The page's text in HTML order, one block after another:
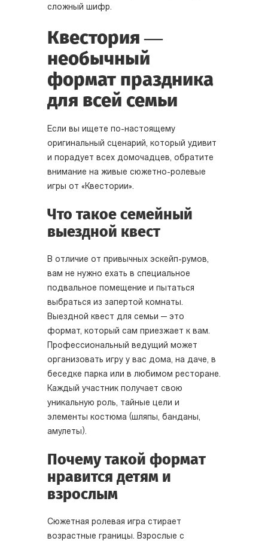
сложный шифр.
Квестория —
необычный
формат праздника
для всей семьи
Если вы ищете по-настоящему
оригинальный сценарий, который удивит
и порадует всех домочадцев, обратите
внимание на живые сюжетно-ролевые
игры от «Квестории».
Что такое семейный
выездной квест
В отличие от привычных эскейп-румов,
вам не нужно ехать в специальное
подвальное помещение и пытаться
выбраться из запертой комнаты.
Выездной квест для семьи — это
формат, который сам приезжает к вам.
Профессиональный ведущий может
организовать игру у вас дома, на даче, в
беседке парка или в любимом ресторане.
Каждый участник получает свою
уникальную роль, тайные цели и
элементы костюма (шляпы, банданы,
амулеты).
Почему такой формат
нравится детям и
взрослым
Сюжетная ролевая игра стирает
возрастные границы. Взрослые с